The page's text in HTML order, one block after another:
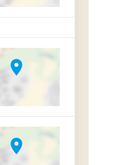
location_on
location_on